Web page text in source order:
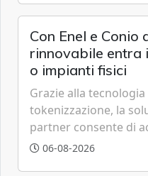
Con Enel e
rinnovabile entra
o impianti fisici
Grazie alla
tokenizzazione, la
partner consente di
all'eolico ottenendo
06-08-2026